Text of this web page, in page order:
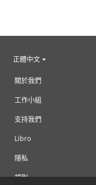
正體中文
關於我們
工作小組
支持我們
Libro
隱私
規則